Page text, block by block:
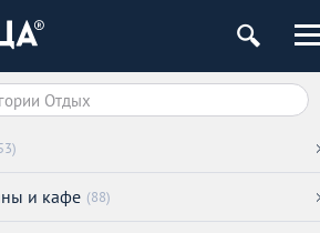
и кафе (88)